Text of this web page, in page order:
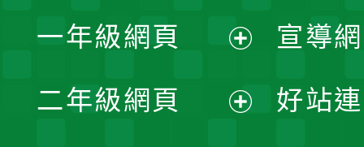
一年級網頁
開
二年級網頁
宣導
好站